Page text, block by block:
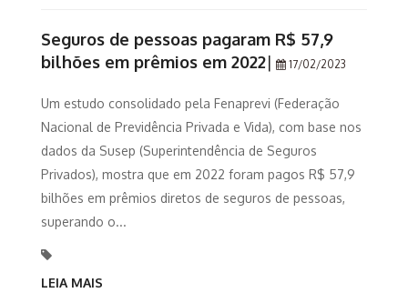
Seguros de pessoas pagaram R$ 57,9
bilhões em prêmios em 2022| 17/02/2023
Um estudo consolidado pela Fenaprevi (Federação
Nacional de Previdência Privada e Vida), com base nos
dados da Susep (Superintendência de Seguros
Privados), mostra que em 2022 foram pagos R$ 57,9
bilhões em prêmios diretos de seguros de pessoas,
superando o...
LEIA MAIS